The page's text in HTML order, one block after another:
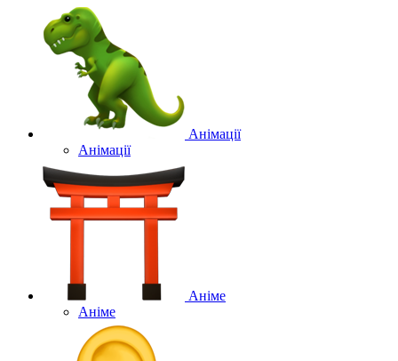
Анімації
Анімації
Аніме
Аніме